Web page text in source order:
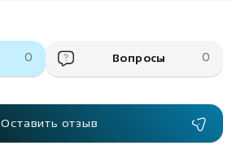
0 Вопросы 0
Оставить отзыв